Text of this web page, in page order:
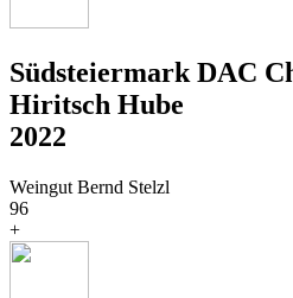
Südsteiermark DAC
Hiritsch Hube
2022
Weingut Bernd Stelzl
96
+